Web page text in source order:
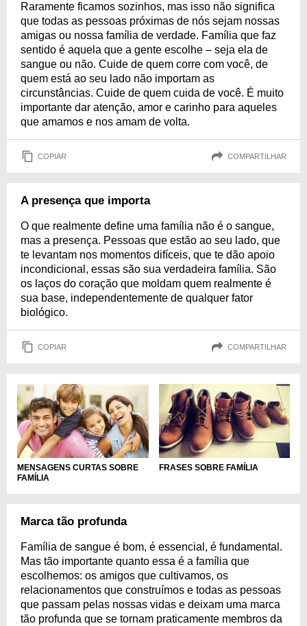
Raramente ficamos sozinhos, mas isso não significa
que todas as pessoas próximas de nós sejam nossas
amigas ou nossa família de verdade. Família que faz
sentido é aquela que a gente escolhe – seja ela de
sangue ou não. Cuide de quem corre com você, de
quem está ao seu lado não importam as
circunstâncias. Cuide de quem cuida de você. É muito
importante dar atenção, amor e carinho para aqueles
que amamos e nos amam de volta.
COPIAR COMPARTILHAR
A presença que importa
O que realmente define uma família não é o sangue,
mas a presença. Pessoas que estão ao seu lado, que
te levantam nos momentos difíceis, que te dão apoio
incondicional, essas são sua verdadeira família. São
os laços do coração que moldam quem realmente é
sua base, independentemente de qualquer fator
biológico.
COPIAR COMPARTILHAR
MENSAGENS CURTAS SOBRE
FAMÍLIA
FRASES SOBRE FAMÍLIA
Marca tão profunda
Família de sangue é bom, é essencial, é fundamental.
Mas tão importante quanto essa é a família que
escolhemos: os amigos que cultivamos, os
relacionamentos que construímos e todas as pessoas
que passam pelas nossas vidas e deixam uma marca
tão profunda que se tornam praticamente membros da